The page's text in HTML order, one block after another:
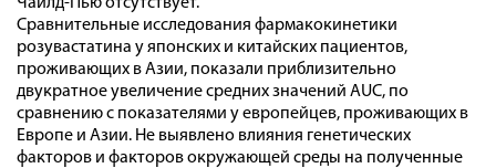
Сравнительные исследования фармакокинетики
розувастатина у японских и китайских пациентов,
проживающих в Азии, показали приблизительно
двукратное увеличение средних значений AUC, по
сравнению с показателями у европейцев, проживающих в
Европе и Азии. Не выявлено влияния генетических
факторов и факторов окружающей среды на полученные